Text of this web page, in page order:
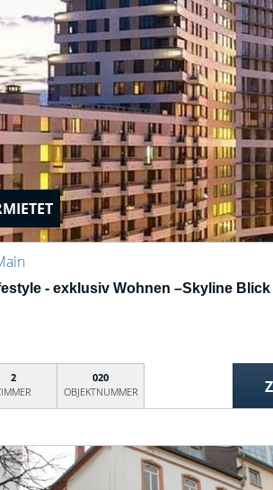
- exklusiv Wohnen –Skyline
2
020
OBJEKTNUMMER